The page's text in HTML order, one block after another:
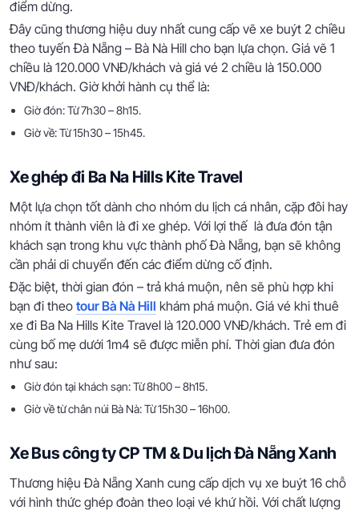
điểm dừng.
Đây cũng thương hiệu duy nhất cung cấp vẽ xe buýt 2 chiều
theo tuyến Đà Nẵng – Bà Nà Hill cho bạn lựa chọn. Giá vẽ 1
chiều là 120.000 VNĐ/khách và giá vé 2 chiều là 150.000
VNĐ/khách. Giờ khởi hành cụ thể là:
Giờ đón: Từ 7h30 – 8h15.
Giờ về: Từ 15h30 – 15h45.
Xe ghép đi Ba Na Hills Kite Travel
Một lựa chọn tốt dành cho nhóm du lịch cá nhân, cặp đôi hay
nhóm ít thành viên là đi xe ghép. Với lợi thế là đưa đón tận
khách sạn trong khu vực thành phố Đà Nẵng, bạn sẽ không
cần phải di chuyển đến các điểm dừng cố định.
Đặc biệt, thời gian đón – trả khá muộn, nên sẽ phù hợp khi
bạn đi theo tour Bà Nà Hill khám phá muộn. Giá vé khi thuê
xe đi Ba Na Hills Kite Travel là 120.000 VNĐ/khách. Trẻ em đi
cùng bố mẹ dưới 1m4 sẽ được miễn phí. Thời gian đưa đón
như sau:
Giờ đón tại khách sạn: Từ 8h00 – 8h15.
Giờ về từ chân núi Bà Nà: Từ 15h30 – 16h00.
Xe Bus công ty CP TM & Du lịch Đà Nẵng Xanh
Thương hiệu Đà Nẵng Xanh cung cấp dịch vụ xe buýt 16 chỗ
với hình thức ghép đoàn theo loại vé khứ hồi. Với chất lượng